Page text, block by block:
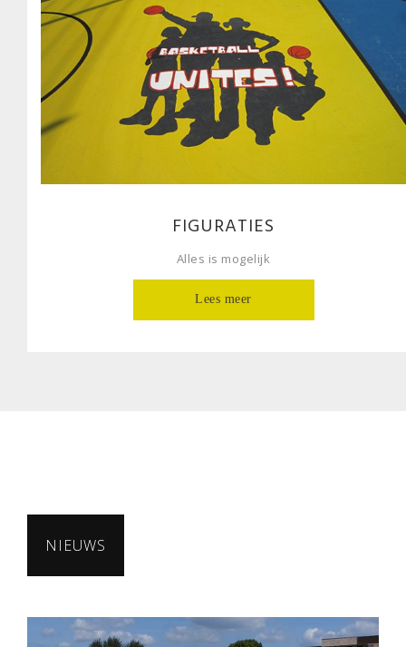
FIGURATIES
Alles is mogelijk
Lees meer
NIEUWS